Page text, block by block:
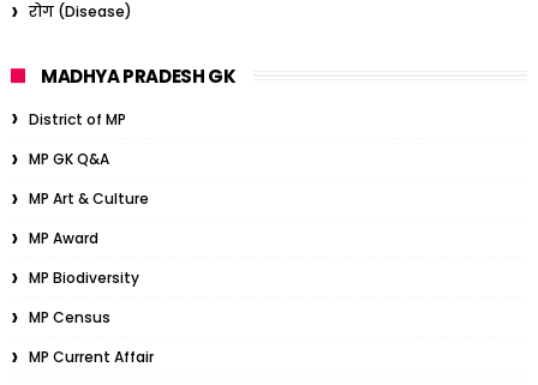
रोग (Disease)
MADHYA PRADESH GK
District of MP
MP GK Q&A
MP Art & Culture
MP Award
MP Biodiversity
MP Census
MP Current Affair